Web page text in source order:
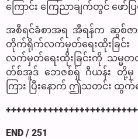
ကြောင်း ကြေညာချက်တွင် ဖော်ပ
အစီရင်ခံစာအရ အီရန်က ဆွစ်
တိုက်ရိုက်လက်မှတ်ရေးထိုးခြင်း
လက်မှတ်ရေးထိုးခြင်းကို သမ္မ
တ်စ်အူဒ် ဘေဇစ်ရှ် ဂီယန်း တို့မှ ပ
ကြား ပြီးနောက် ဤသတင်း ထွက်ပ
END / 251